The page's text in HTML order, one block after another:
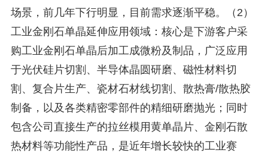
场景，前几年下行明显，目前需求逐渐平稳。（2）
工业金刚石单晶延伸应用领域：核心是下游客户采
购工业金刚石单晶后加工成微粉及制品，广泛应用
于光伏硅片切割、半导体晶圆研磨、磁性材料切
割、复合片生产、瓷材石材线切割、散热膏/散热胶
制备，以及各类精密零部件的精细研磨抛光；同时
包含公司直接生产的拉丝模用黄单晶片、金刚石散
热材料等功能性产品，是近年增长较快的工业赛